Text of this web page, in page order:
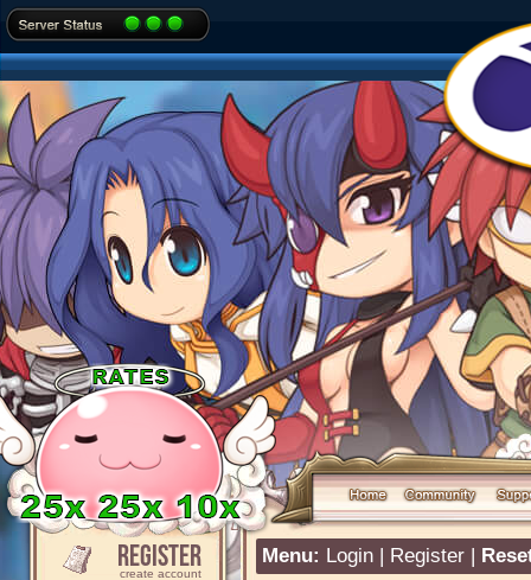
Register
create account
Menu: Login | Register |